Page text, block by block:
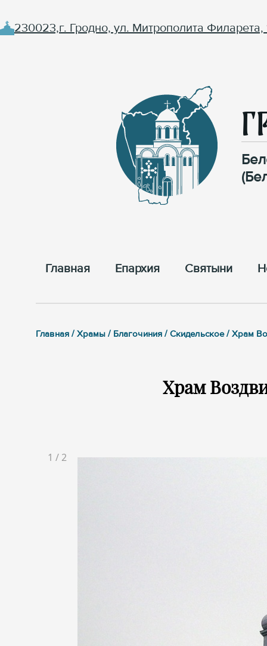
230023,г. Гродно, ул. Митрополита Филарета,
Главная Епархия Cвятыни
Главная / Храмы / Благочиния / Скидельское / Храм
Храм
1 / 2